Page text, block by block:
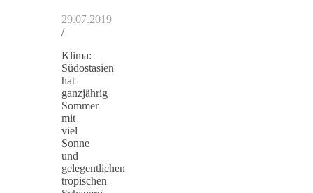
29.07.2019
/
Klima:
Südostasien
hat
ganzjährig
Sommer
mit
viel
Sonne
und
gelegentlichen
tropischen